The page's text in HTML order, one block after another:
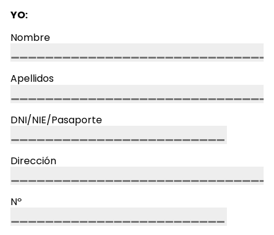
YO:
Nombre
Apellidos
DNI/NIE/Pasaporte
Dirección
Nº